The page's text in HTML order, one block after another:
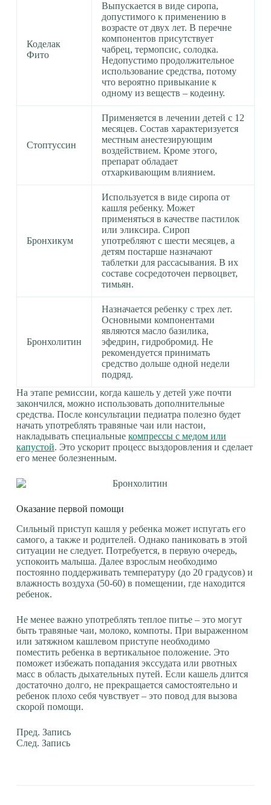
Коделак
Фито
Выпускается в виде сиропа,
допустимого к применению в
возрасте от двух лет. В перечне
компонентов присутствует
чабрец, термопсис, солодка.
Недопустимо продолжительное
использование средства, потому
что вероятно привыкание к
одному из веществ – кодеину.
Стоптуссин
Применяется в лечении детей с 12
месяцев. Состав характеризуется
местным анестезирующим
воздействием. Кроме этого,
препарат обладает
отхаркивающим влиянием.
Бронхикум
Используется в виде сиропа от
кашля ребенку. Может
применяться в качестве пастилок
или эликсира. Сироп
употребляют с шести месяцев, а
детям постарше назначают
таблетки для рассасывания. В их
составе сосредоточен первоцвет,
тимьян.
Бронхолитин
Назначается ребенку с трех лет.
Основными компонентами
являются масло базилика,
эфедрин, гидробромид. Не
рекомендуется принимать
средство дольше одной недели
подряд.
На этапе ремиссии, когда кашель у детей уже почти
закончился, можно использовать дополнительные
средства. После консультации педиатра полезно будет
начать употреблять травяные чаи или настои,
накладывать специальные компрессы с медом или
капустой. Это ускорит процесс выздоровления и сделает
его менее болезненным.
Оказание первой помощи
Сильный приступ кашля у ребенка может испугать его
самого, а также и родителей. Однако паниковать в этой
ситуации не следует. Потребуется, в первую очередь,
успокоить малыша. Далее взрослым необходимо
постоянно поддерживать температуру (до 20 градусов) и
влажность воздуха (50-60) в помещении, где находится
ребенок.
Не менее важно употреблять теплое питье – это могут
быть травяные чаи, молоко, компоты. При выраженном
или затяжном кашлевом приступе необходимо
поместить ребенка в вертикальное положение. Это
поможет избежать попадания экссудата или рвотных
масс в область дыхательных путей. Если кашель длится
достаточно долго, не прекращается самостоятельно и
ребенок плохо себя чувствует – это повод для вызова
скорой помощи.
Пред. Запись
След. Запись